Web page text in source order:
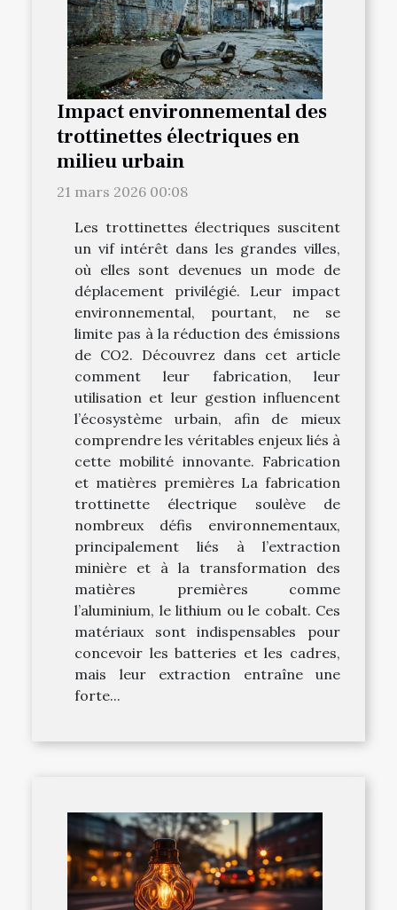
Impact environnemental des
trottinettes électriques en
milieu urbain
21 mars 2026 00:08
Les trottinettes électriques suscitent
un vif intérêt dans les grandes villes,
où elles sont devenues un mode de
déplacement privilégié. Leur impact
environnemental, pourtant, ne se
limite pas à la réduction des émissions
de CO2. Découvrez dans cet article
comment leur fabrication, leur
utilisation et leur gestion influencent
l’écosystème urbain, afin de mieux
comprendre les véritables enjeux liés à
cette mobilité innovante. Fabrication
et matières premières La fabrication
trottinette électrique soulève de
nombreux défis environnementaux,
principalement liés à l’extraction
minière et à la transformation des
matières premières comme
l’aluminium, le lithium ou le cobalt. Ces
matériaux sont indispensables pour
concevoir les batteries et les cadres,
mais leur extraction entraîne une
forte...